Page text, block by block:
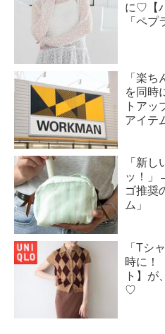
に♡【
「ペプ
「楽ち
を同時
トアッ
アイテ
「新
ッ！」
ゴ推奨
ム」
「Tシ
時に！
ト】が
♡